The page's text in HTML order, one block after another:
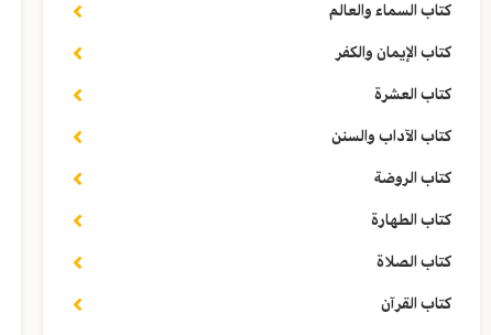
كتاب السماء والعالم
كتاب الإيمان والكفر
كتاب العشرة
كتاب الآداب والسنن
كتاب الروضة
كتاب الطهارة
كتاب الصلاة
كتاب القرآن